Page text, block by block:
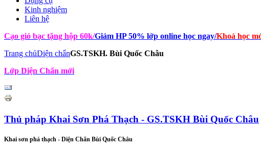
Kinh nghiệm
Liên hệ
Cạo gió bạc tặng hộp 60k/Giảm HP 50% lớp online học ngay/Khoá học
Trang chủDiện chẩnGS.TSKH. Bùi Quốc Châu
Lớp Diện Chẩn mới
Thủ pháp Khai Sơn Phá Thạch - GS.TSKH Bùi Quốc Châu
Khai sơn phá thạch - Diện Chẩn Bùi Quốc Châu